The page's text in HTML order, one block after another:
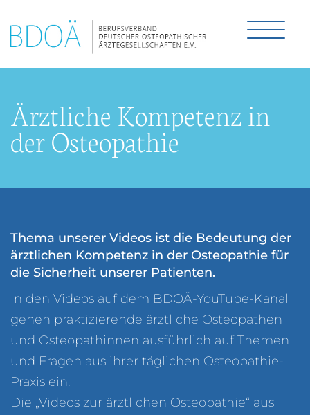
Ärztliche Kompetenz in
der Osteopathie
Thema unserer Videos ist die Bedeutung der
ärztlichen Kompetenz in der Osteopathie für
die Sicherheit unserer Patienten.
In den Videos auf dem BDOÄ-YouTube-Kanal
gehen praktizierende ärztliche Osteopathen
und Osteopathinnen ausführlich auf Themen
und Fragen aus ihrer täglichen Osteopathie-
Praxis ein.
Die „Videos zur ärztlichen Osteopathie“ aus